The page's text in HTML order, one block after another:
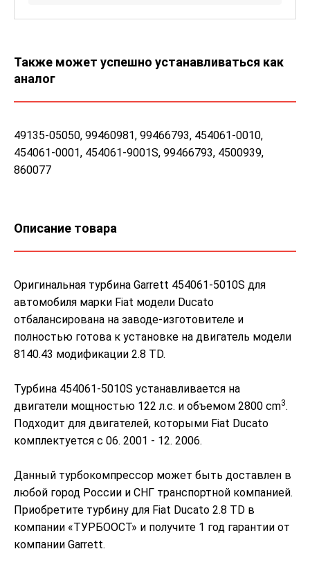
Также может успешно устанавливаться как
аналог
49135-05050, 99460981, 99466793, 454061-0010,
454061-0001, 454061-9001S, 99466793, 4500939,
860077
Описание товара
Оригинальная турбина Garrett 454061-5010S для
автомобиля марки Fiat модели Ducato
отбалансирована на заводе-изготовителе и
полностью готова к установке на двигатель модели
8140.43 модификации 2.8 TD.
Турбина 454061-5010S устанавливается на
двигатели мощностью 122 л.с. и объемом 2800 cm3.
Подходит для двигателей, которыми Fiat Ducato
комплектуется с 06. 2001 - 12. 2006.
Данный турбокомпрессор может быть доставлен в
любой город России и СНГ транспортной компанией.
Приобретите турбину для Fiat Ducato 2.8 TD в
компании «ТУРБООСТ» и получите 1 год гарантии от
компании Garrett.